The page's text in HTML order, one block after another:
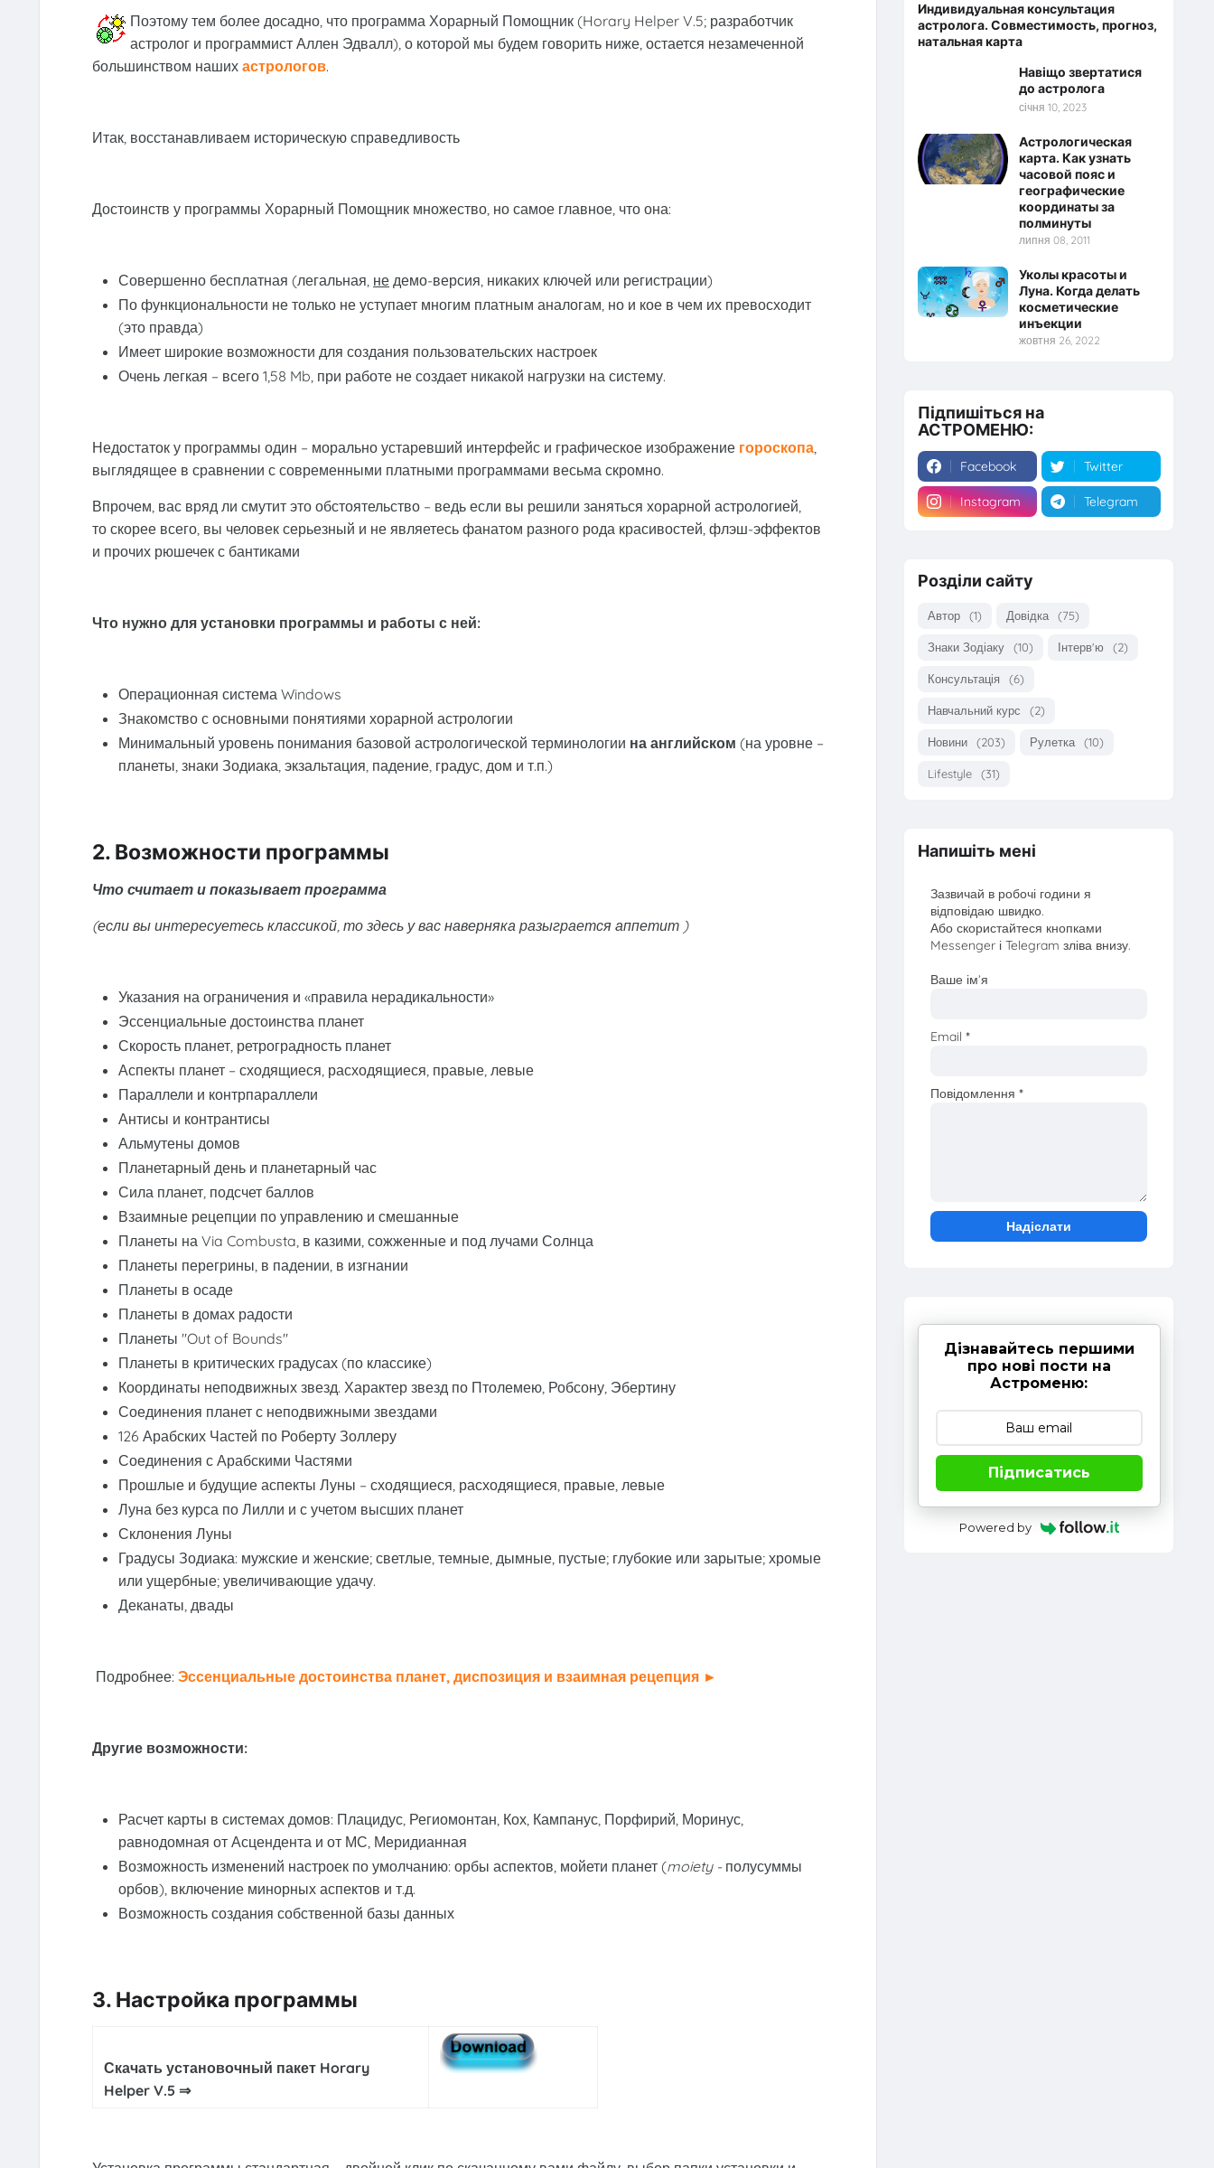
Поэтому тем более досадно, что программа Хорарный Помощник (Horary Helper V.5; разработчик
астролог и программист Аллен Эдвалл), о которой мы будем говорить ниже, остается незамеченной
большинством наших астрологов.
Итак, восстанавливаем историческую справедливость
Достоинств у программы Хорарный Помощник множество, но самое главное, что она:
Совершенно бесплатная (легальная, не демо-версия, никаких ключей или регистрации)
По функциональности не только не уступает многим платным аналогам, но и кое в чем их превосходит
(это правда)
Имеет широкие возможности для создания пользовательских настроек
Очень легкая – всего 1,58 Mb, при работе не создает никакой нагрузки на систему.
Недостаток у программы один – морально устаревший интерфейс и графическое изображение гороскопа,
выглядящее в сравнении с современными платными программами весьма скромно.
Впрочем, вас вряд ли смутит это обстоятельство – ведь если вы решили заняться хорарной астрологией,
то скорее всего, вы человек серьезный и не являетесь фанатом разного рода красивостей, флэш-эффектов
и прочих рюшечек с бантиками
Что нужно для установки программы и работы с ней:
Операционная система Windows
Знакомство с основными понятиями хорарной астрологии
Минимальный уровень понимания базовой астрологической терминологии на английском (на уровне –
планеты, знаки Зодиака, экзальтация, падение, градус, дом и т.п.)
2. Возможности программы
Что считает и показывает программа
(если вы интересуетесь классикой, то здесь у вас наверняка разыграется аппетит )
Указания на ограничения и «правила нерадикальности»
Эссенциальные достоинства планет
Скорость планет, ретроградность планет
Аспекты планет – сходящиеся, расходящиеся, правые, левые
Параллели и контрпараллели
Антисы и контрантисы
Альмутены домов
Планетарный день и планетарный час
Сила планет, подсчет баллов
Взаимные рецепции по управлению и смешанные
Планеты на Via Combusta, в казими, сожженные и под лучами Солнца
Планеты перегрины, в падении, в изгнании
Планеты в осаде
Планеты в домах радости
Планеты "Out of Bounds"
Планеты в критических градусах (по классике)
Координаты неподвижных звезд. Характер звезд по Птолемею, Робсону, Эбертину
Соединения планет с неподвижными звездами
126 Арабских Частей по Роберту Золлеру
Соединения с Арабскими Частями
Прошлые и будущие аспекты Луны – сходящиеся, расходящиеся, правые, левые
Луна без курса по Лилли и с учетом высших планет
Склонения Луны
Градусы Зодиака: мужские и женские; светлые, темные, дымные, пустые; глубокие или зарытые; хромые
или ущербные; увеличивающие удачу.
Деканаты, двады
Подробнее: Эссенциальные достоинства планет, диспозиция и взаимная рецепция ►
Другие возможности:
Расчет карты в системах домов: Плацидус, Региомонтан, Кох, Кампанус, Порфирий, Моринус,
равнодомная от Асцендента и от МС, Меридианная
Возможность изменений настроек по умолчанию: орбы аспектов, мойети планет (moiety - полусуммы
орбов), включение минорных аспектов и т.д.
Возможность создания собственной базы данных
3. Настройка программы
Скачать установочный пакет Horary
Helper V.5 ⇒
Индивидуальная консультация
астролога. Совместимость, прогноз,
натальная карта
Навіщо звертатися
до астролога
січня 10, 2023
Астрологическая
карта. Как узнать
часовой пояс и
географические
координаты за
полминуты
липня 08, 2011
Уколы красоты и
Луна. Когда делать
косметические
инъекции
жовтня 26, 2022
Підпишіться на
АСТРОМЕНЮ:
Facebook Twitter
Instagram Telegram
Розділи сайту
Автор (1) Довідка (75)
Знаки Зодіаку (10) Інтерв'ю (2)
Консультація (6)
Навчальний курс (2)
Новини (203) Рулетка (10)
Lifestyle (31)
Напишіть мені
Зазвичай в робочі години я
відповідаю швидко.
Або скористайтеся кнопками
Messenger і Telegram зліва внизу.
Ваше ім’я
Email*
Повідомлення*
Дізнавайтесь першими
про нові пости на
Астроменю:
Підписатись
Powered by